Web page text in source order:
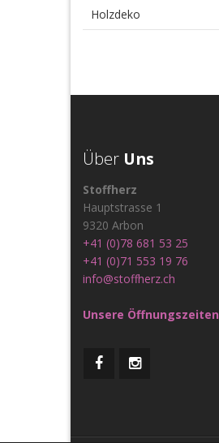
Holzdeko
Über Uns
Stoffherz
Hauptstrasse 1
9320 Arbon
+41 (0)78 681 53 25
+41 (0)71 553 19 76
info@stoffherz.ch
Unsere Öffnungszeiten